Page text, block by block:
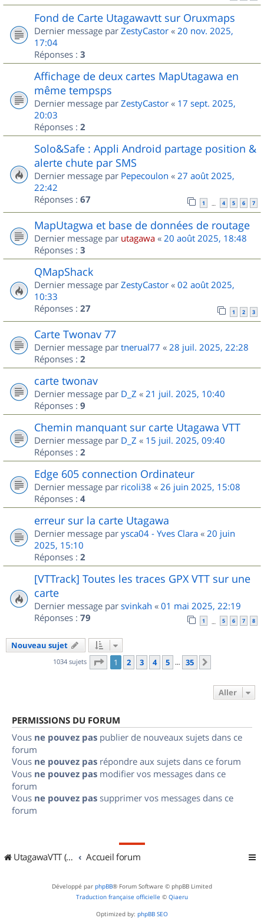
Fond de Carte Utagawavtt sur Oruxmaps
Dernier message par ZestyCastor « 20 nov. 2025,
17:04
Réponses : 3
Affichage de deux cartes MapUtagawa en
même tempsps
Dernier message par ZestyCastor « 17 sept. 2025,
20:03
Réponses : 2
Solo&Safe : Appli Android partage position &
alerte chute par SMS
Dernier message par Pepecoulon « 27 août 2025,
22:42
Réponses : 67 1 … 4 5 6 7
MapUtagwa et base de données de routage
Dernier message par utagawa « 20 août 2025, 18:48
Réponses : 3
QMapShack
Dernier message par ZestyCastor « 02 août 2025,
10:33
Réponses : 27 1 2 3
Carte Twonav 77
Dernier message par tnerual77 « 28 juil. 2025, 22:28
Réponses : 2
carte twonav
Dernier message par D_Z « 21 juil. 2025, 10:40
Réponses : 9
Chemin manquant sur carte Utagawa VTT
Dernier message par D_Z « 15 juil. 2025, 09:40
Réponses : 2
Edge 605 connection Ordinateur
Dernier message par ricoli38 « 26 juin 2025, 15:08
Réponses : 4
erreur sur la carte Utagawa
Dernier message par ysca04 - Yves Clara « 20 juin
2025, 15:10
Réponses : 2
[VTTrack] Toutes les traces GPX VTT sur une
carte
Dernier message par svinkah « 01 mai 2025, 22:19
Réponses : 79 1 … 5 6 7 8
Nouveau sujet
1034 sujets Page 1sur
1 2 3 4 5 … 35
Aller
PERMISSIONS DU FORUM
Vous ne pouvez pas publier de nouveaux sujets dans ce
forum
Vous ne pouvez pas répondre aux sujets dans ce forum
Vous ne pouvez pas modifier vos messages dans ce
forum
Vous ne pouvez pas supprimer vos messages dans ce
forum
UtagawaVTT (Randos VTT et VTTAE avec traces GPS) Accueil forum
Développé par phpBB® Forum Software © phpBB Limited
Traduction française officielle © Qiaeru
Optimized by: phpBB SEO